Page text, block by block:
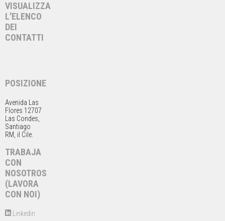
VISUALIZZA
L'ELENCO
DEI
CONTATTI
POSIZIONE
Avenida Las
Flores 12707
Las Condes,
Santiago
RM, il Cile.
TRABAJA
CON
NOSOTROS
(LAVORA
CON NOI)
Linkedin